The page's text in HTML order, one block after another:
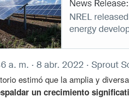
estimó que la amplia y
un crecimiento